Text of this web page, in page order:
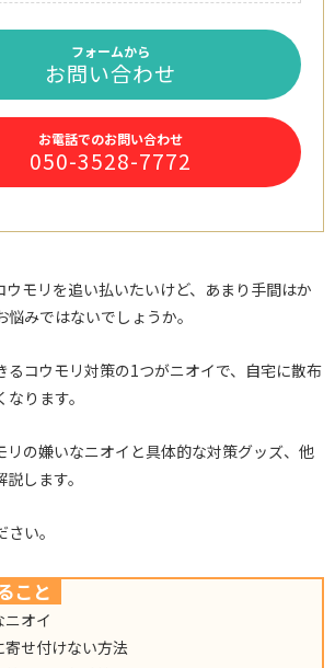
フォームから
お問い合わせ
お電話でのお問い合わせ
050-3528-7772
ウモリを追い払いたいけど、あまり手間はか
みではないでしょうか。
るコウモリ対策の1つがニオイで、自宅に散布
ります。
リの嫌いなニオイと具体的な対策グッズ、他
します。
い。
こと
ニオイ
寄せ付けない方法